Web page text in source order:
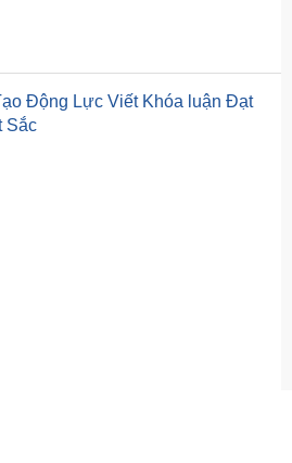
Động Lực Viết Khóa luận Đạt
Sắc